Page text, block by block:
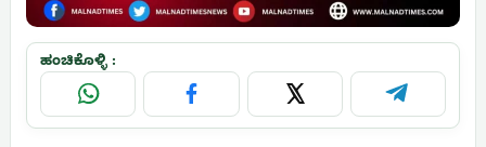
ಹಂಚಿಕೊಳ್ಳಿ :
WhatsApp Facebook X Telegram